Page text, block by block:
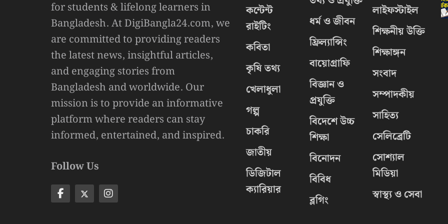
for students & lifelong learners in
Bangladesh. At DigiBangla24.com, we
are committed to providing readers
the latest news, insightful articles,
and engaging stories from
Bangladesh and worldwide. Our
mission is to provide an informative
platform where readers can stay
informed, entertained, and inspired.
Follow Us
কন্টেন্ট
রাইটিং
কবিতা
কৃষি তথ্য
খেলাধুলা
গল্প
চাকরি
জাতীয়
ডিজিটাল
ক্যারিয়ার
ধর্ম ও জীবন
ফ্রিল্যান্সিং
বায়োগ্রাফি
বিজ্ঞান ও
প্রযুক্তি
বিদেশে উচ্চ
শিক্ষা
বিনোদন
বিবিধ
ব্লগিং
লাইফস্টাইল
শিক্ষনীয় উক্তি
শিক্ষাঙ্গন
সংবাদ
সম্পাদকীয়
সাহিত্য
সেলিব্রেটি
সোশ্যাল
মিডিয়া
স্বাস্থ্য ও সেবা